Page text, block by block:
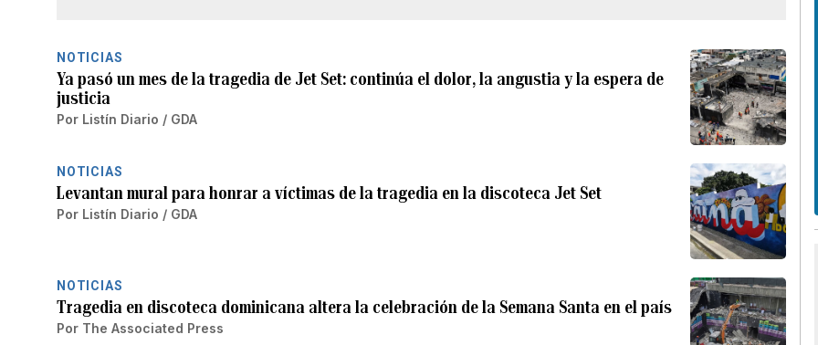
NOTICIAS
Ya pasó un mes de la tragedia de Jet Set: continúa el dolor, la angustia y la espera de
justicia
Por Listín Diario / GDA
NOTICIAS
Levantan mural para honrar a víctimas de la tragedia en la discoteca Jet Set
Por Listín Diario / GDA
NOTICIAS
Tragedia en discoteca dominicana altera la celebración de la Semana Santa en el país
Por The Associated Press